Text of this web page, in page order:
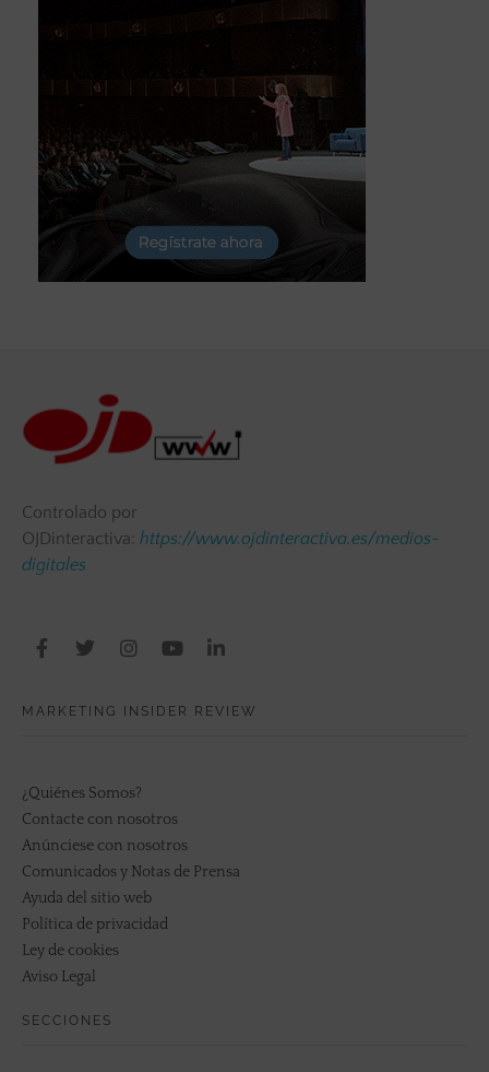
Controlado por
OJDinteractiva: https://www.ojdinteractiva.es/medios-
digitales
MARKETING INSIDER REVIEW
¿Quiénes Somos?
Contacte con nosotros
Anúnciese con nosotros
Comunicados y Notas de Prensa
Ayuda del sitio web
Política de privacidad
Ley de cookies
Aviso Legal
SECCIONES